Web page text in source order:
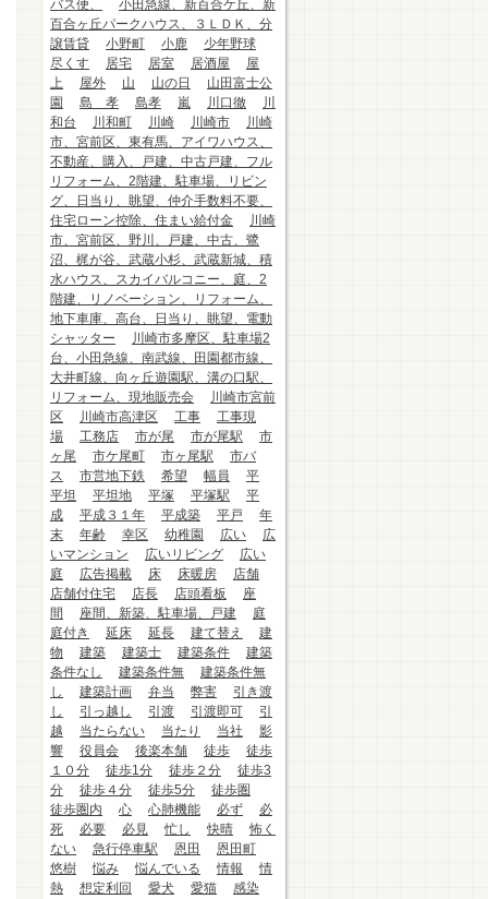
バス便、
小田急線、新百合ケ丘、新
百合ヶ丘パークハウス、３ＬＤＫ、分
譲賃貸
小野町 小鹿
少年野球
尽くす
居宅 居室 居酒屋
屋
上
屋外 山 山の日
山田富士公
園
島 孝 島孝 嵐 川口徹
川
和台
川和町 川崎 川崎市
川崎
市、宮前区、東有馬、アイワハウス、
不動産、購入、戸建、中古戸建、フル
リフォーム、2階建、駐車場、リビン
グ、日当り、眺望、仲介手数料不要、
住宅ローン控除、住まい給付金
川崎
市、宮前区、野川、戸建、中古、鷺
沼、梶が谷、武蔵小杉、武蔵新城、積
水ハウス、スカイバルコニー、庭、2
階建、リノベーション、リフォーム、
地下車庫、高台、日当り、眺望、電動
シャッター
川崎市多摩区、駐車場2
台、小田急線、南武線、田園都市線、
大井町線、向ヶ丘遊園駅、溝の口駅、
リフォーム、現地販売会
川崎市宮前
区
川崎市高津区 工事
工事現
場
工務店 市が尾 市が尾駅
市
ヶ尾
市ケ尾町 市ヶ尾駅
市バ
ス
市営地下鉄 希望 幅員
平
平坦
平坦地 平塚 平塚駅
平
成
平成３１年 平成築 平戸
年
末
年齢 幸区 幼稚園 広い
広
いマンション
広いリビング
広い
庭
広告掲載 床 床暖房
店舗
店舗付住宅
店長 店頭看板
座
間
座間、新築、駐車場、戸建
庭
庭付き
延床 延長 建て替え
建
物
建築 建築士 建築条件
建築
条件なし
建築条件無
建築条件無
し
建築計画 弁当 弊害
引き渡
し
引っ越し 引渡 引渡即可
引
越
当たらない 当たり 当社
影
響
役員会 後楽本舗 徒歩
徒歩
１０分
徒歩1分 徒歩２分
徒歩3
分
徒歩４分 徒歩5分
徒歩圏
徒歩圏内
心 心肺機能 必ず
必
死
必要 必見 忙し 快晴
怖く
ない
急行停車駅 恩田
恩田町
悠樹
悩み 悩んでいる 情報
情
熱
想定利回 愛犬 愛猫
感染